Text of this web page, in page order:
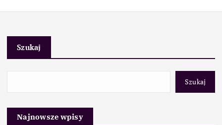
Szukaj
Szukaj
Najnowsze wpisy